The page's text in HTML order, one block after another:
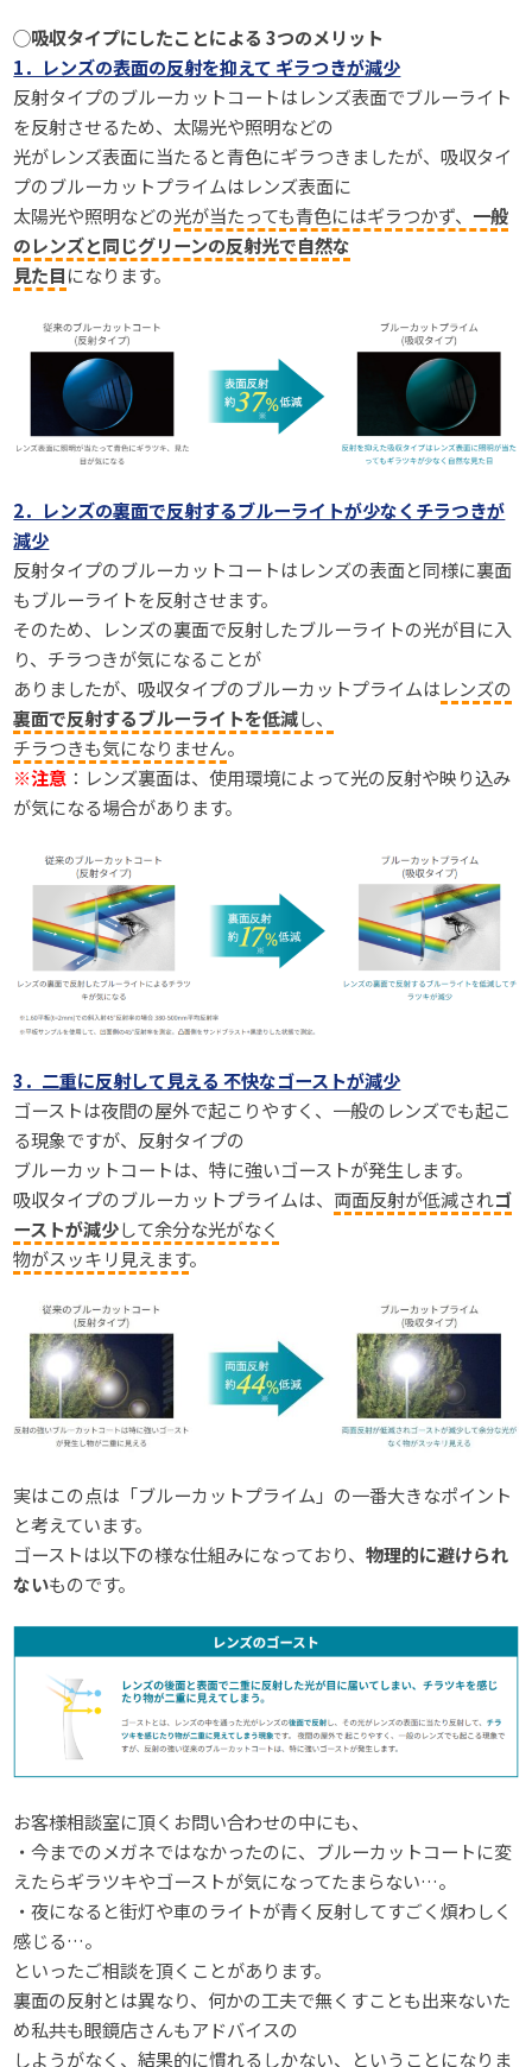
◯吸収タイプにしたことによる 3つのメリット
1．レンズの表面の反射を抑えて ギラつきが減少
反射タイプのブルーカットコートはレンズ表面でブルーライト
を反射させるため、太陽光や照明などの
光がレンズ表面に当たると青色にギラつきましたが、吸収タイ
プのブルーカットプライムはレンズ表面に
太陽光や照明などの光が当たっても青色にはギラつかず、 一般
のレンズと同じグリーンの反射光で自然な
見た目になります。
2．レンズの裏面で反射するブルーライトが少なくチラつきが
減少
反射タイプのブルーカットコートはレンズの表面と同様に裏面
もブルーライトを反射させます。
そのため、レンズの裏面で反射したブルーライトの光が目に入
り、チラつきが気になることが
ありましたが、吸収タイプのブルーカットプライムはレンズの
裏面で反射するブルーライトを低減し、
チラつきも気になりません。
※注意 ：レンズ裏面は、使用環境によって光の反射や映り込み
が気になる場合があります。
3．二重に反射して見える 不快なゴーストが減少
ゴーストは夜間の屋外で起こりやすく、一般のレンズでも起こ
る現象ですが、反射タイプの
ブルーカットコートは、特に強いゴーストが発生します。
吸収タイプのブルーカットプライムは、 両面反射が低減されゴ
ーストが減少して余分な光がなく
物がスッキリ見えます。
実はこの点は「ブルーカットプライム」の一番大きなポイント
と考えています。
ゴーストは以下の様な仕組みになっており、物理的に避けられ
ないものです。
お客様相談室に頂くお問い合わせの中にも、
・今までのメガネではなかったのに、ブルーカットコートに変
えたらギラツキやゴーストが気になってたまらない…。
・夜になると街灯や車のライトが青く反射してすごく煩わしく
感じる…。
といったご相談を頂くことがあります。
裏面の反射とは異なり、何かの工夫で無くすことも出来ないた
め私共も眼鏡店さんもアドバイスの
しようがなく、結果的に慣れるしかない、ということになりま